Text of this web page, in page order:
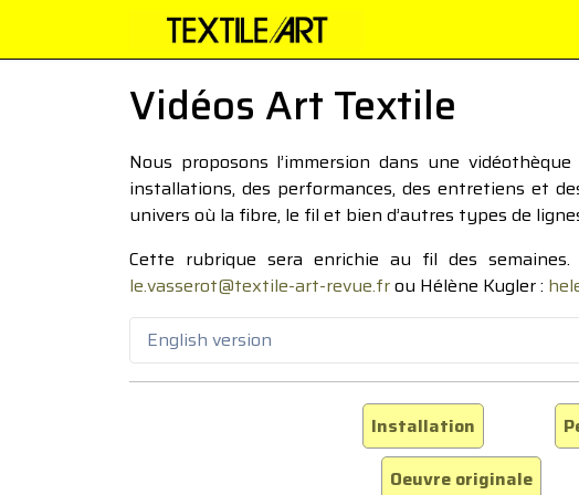
Vidéos Art Textile
Nous proposons l’immersion dans une
installations, des performances, des entretiens et
univers où la fibre, le fil et bien d’autres types de
Cette rubrique sera enrichie au fil des
le.vasserot@textile-art-revue.frou Hélène Kugler :
English version
Installation
Oeuvre originale